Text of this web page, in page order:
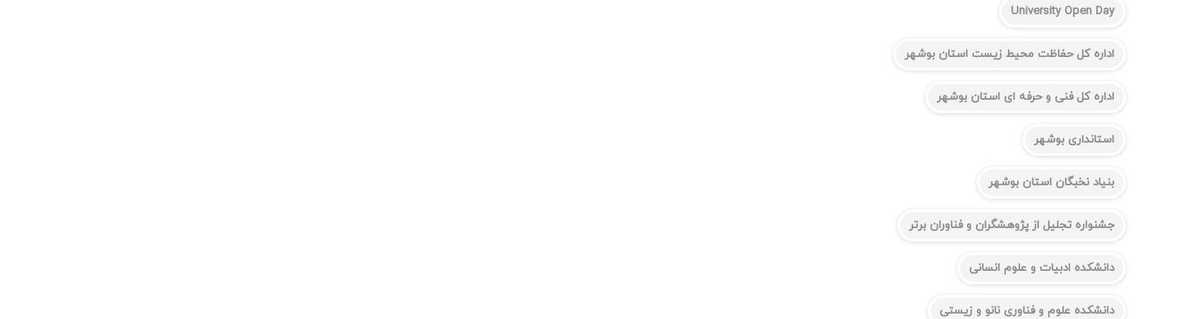
University Open Day
اداره کل حفاظت محیط زیست استان بوشهر
اداره کل فنی و حرفه ای استان بوشهر
استانداری بوشهر
بنیاد نخبگان استان بوشهر
جشنواره تجلیل از پژوهشگران و فناوران برتر
دانشکده ادبیات و علوم انسانی
دانشکده علوم و فناوری نانو و زیستی